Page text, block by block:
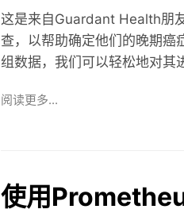
这是来自Guardant Health朋
查，以帮助确定他们的晚期癌
组数据，我们可以轻松地对其
阅读更多...
使用